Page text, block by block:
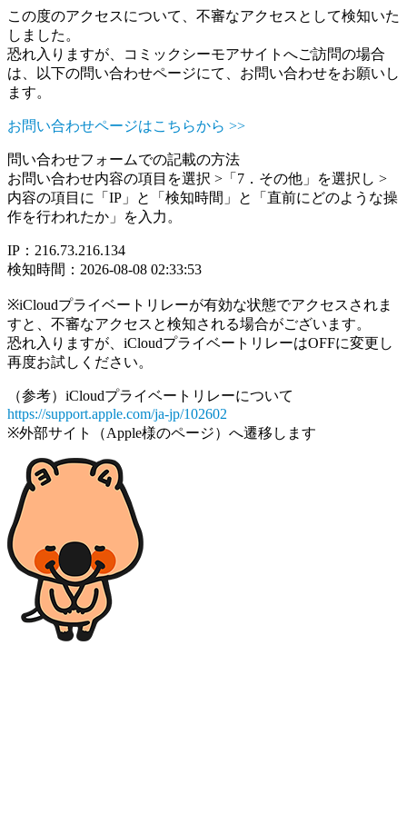
この度のアクセスについて、不審なアクセスとして検知いた
しました。
恐れ入りますが、コミックシーモアサイトへご訪問の場合
は、以下の問い合わせページにて、お問い合わせをお願いし
ます。
お問い合わせページはこちらから >>
問い合わせフォームでの記載の方法
お問い合わせ内容の項目を選択 >「7．その他」を選択し >
内容の項目に「IP」と「検知時間」と「直前にどのような操
作を行われたか」を入力。
IP：216.73.216.134
検知時間：2026-08-08 02:33:53
※iCloudプライベートリレーが有効な状態でアクセスされま
すと、不審なアクセスと検知される場合がございます。
恐れ入りますが、iCloudプライベートリレーはOFFに変更し
再度お試しください。
（参考）iCloudプライベートリレーについて
https://support.apple.com/ja-jp/102602
※外部サイト（Apple様のページ）へ遷移します